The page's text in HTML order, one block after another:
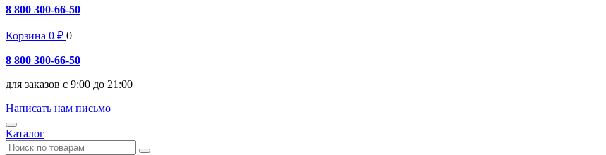
8 800 300-66-50
Корзина 0 ₽ 0
8 800 300-66-50
для заказов с 9:00 до 21:00
Написать нам письмо
Каталог